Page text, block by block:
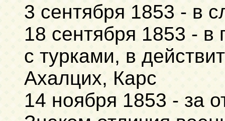
3 сентября 1853 - в
18 сентября 1853 -
с турками, в
Ахалцих, Карс
14 ноября 1853 - за